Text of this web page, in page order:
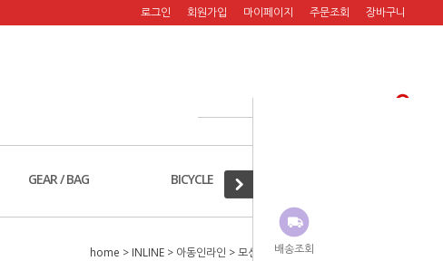
배송조회
로그인 회원가입 마이페이지 주문조회 장바구니
GEAR / BAG BICYCLE
home > INLINE > 아동인라인 > 모션 아동용 인라인스케이트 옐로우